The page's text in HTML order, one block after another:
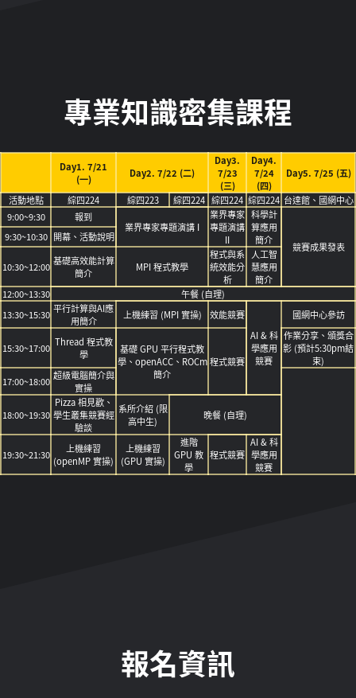
專業知識密集課程
Day1. 7/21
(一)
Day2. 7/22 (二)
Day3.
7/23
(三)
Day4.
7/24
(四)
Day5. 7/25 (五)
活動地點 綜四224 綜四223 綜四224 綜四224 綜四224 台達館、國網中心
9:00~9:30
報到
業界專家專題演講 I
業界專家
專題演講
II
科學計
算應用
簡介
競賽成果發表
9:30~10:30 開幕、活動說明
10:30~12:00 基礎高效能計算
簡介
MPI 程式教學
程式與系
統效能分
析
人工智
慧應用
簡介
12:00~13:30
午餐 (自理)
13:30~15:30 平行計算與AI應
用簡介
上機練習 (MPI 實操)
效能競賽
AI & 科
學應用
競賽
國網中心參訪
15:30~17:00 Thread 程式教
學
基礎 GPU 平行程式教
學、openACC、ROCm
簡介
程式競賽
作業分享、頒獎合
影 (預計5:30pm結
束)
17:00~18:00 超級電腦簡介與
實操
18:00~19:30
Pizza 相見歡、
學生叢集競賽經
驗談
系所介紹 (限
高中生)
晚餐 (自理)
19:30~21:30
上機練習
(openMP 實操)
上機練習
(GPU 實操)
進階
GPU 教
學
程式競賽
AI & 科
學應用
競賽
報名資訊